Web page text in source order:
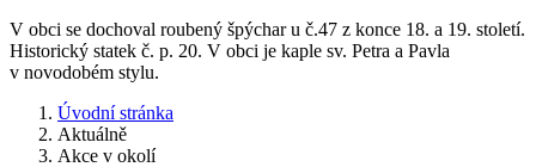
V obci se dochoval roubený špýchar u č.47 z konce 18. a 19. století.
Historický statek č. p. 20. V obci je kaple sv. Petra a Pavla
v novodobém stylu.
Úvodní stránka
Aktuálně
Akce v okolí